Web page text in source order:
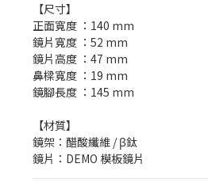
【尺寸】
正面寬度 ：140 mm
鏡片寬度 ：52 mm
鏡片高度 ：47 mm
鼻樑寬度 ：19 mm
鏡腳長度 ：145 mm
【材質】
鏡架：醋酸纖維 / β鈦
鏡片：DEMO 模板鏡片